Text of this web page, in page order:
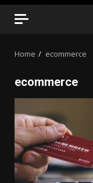
Home ecommerce
ecommerce